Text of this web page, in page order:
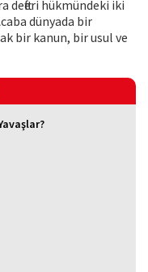
defteri hükmündeki iki
dünyada bir
bir kanun, bir usul ve